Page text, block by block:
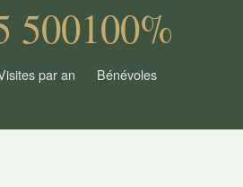
500
par an
100%
Bénévoles